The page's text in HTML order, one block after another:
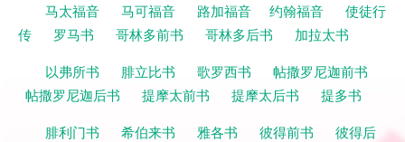
马太福音 马可福音 路加福音 约翰福音
使徒行
传
罗马书 哥林多前书 哥林多后书
加拉太书
以弗所书
腓立比书 歌罗西书
帖撒罗尼迦前书
帖撒罗尼迦后书
提摩太前书 提摩太后书
提多书
腓利门书
希伯来书 雅各书 彼得前书
彼得后